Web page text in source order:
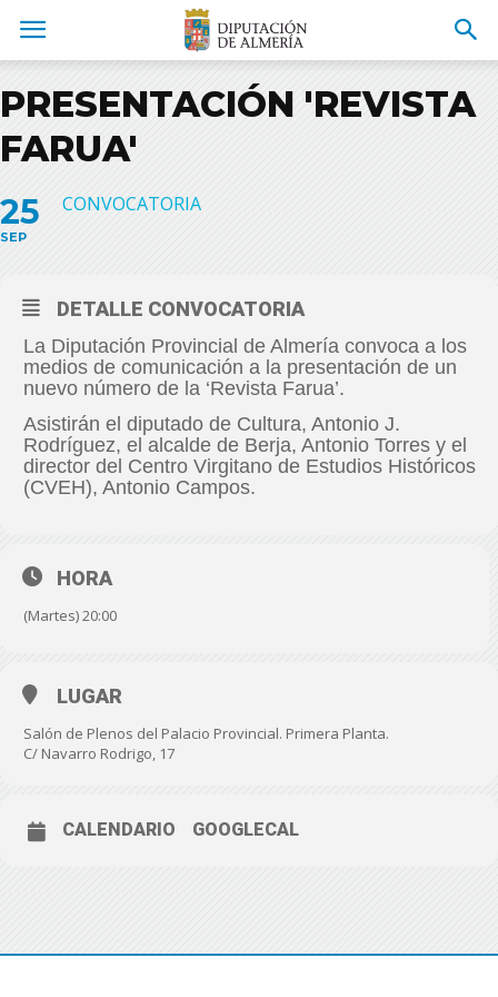
PRESENTACIÓN 'REVISTA
FARUA'
25
SEP
CONVOCATORIA
DETALLE CONVOCATORIA
La Diputación Provincial de Almería convoca a los
medios de comunicación a la presentación de un
nuevo número de la ‘Revista Farua’.
Asistirán el diputado de Cultura, Antonio J.
Rodríguez, el alcalde de Berja, Antonio Torres y el
director del Centro Virgitano de Estudios Históricos
(CVEH), Antonio Campos.
HORA
(Martes) 20:00
LUGAR
Salón de Plenos del Palacio Provincial. Primera Planta.
C/ Navarro Rodrigo, 17
CALENDARIO GOOGLECAL